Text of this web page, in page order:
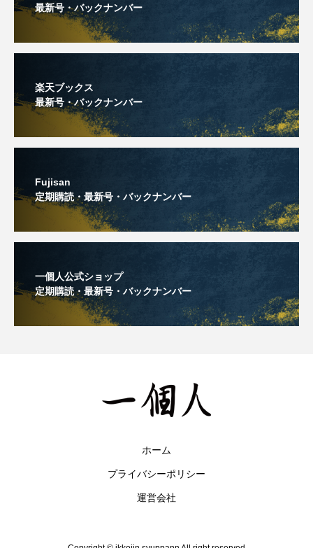
最新号・バックナンバー
楽天ブックス
最新号・バックナンバー
Fujisan
定期購読・最新号・バックナンバー
一個人公式ショップ
定期購読・最新号・バックナンバー
ホーム
プライバシーポリシー
運営会社